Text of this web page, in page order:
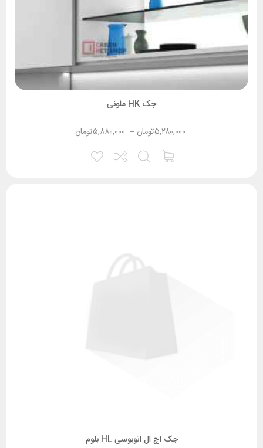
جک HK ملونی
۵,۲۸۰,۰۰۰تومان – ۵,۸۸۰,۰۰۰تومان
جک اچ ال اتوبوسی HL بلوم